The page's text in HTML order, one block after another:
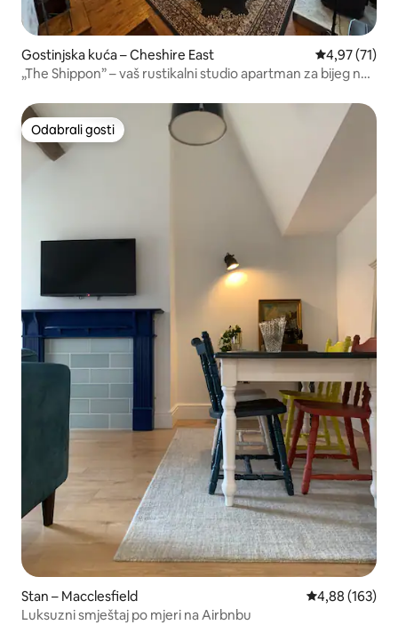
Gostinjska kuća – Cheshire East Prosječna
4,97 (71)
„The Shippon” – vaš rustikalni studio apartman za bijeg na
Odabrali gosti
Odabrali gosti
Stan – Macclesfield Prosječna
4,88 (163)
Luksuzni smještaj po mjeri na Airbnbu